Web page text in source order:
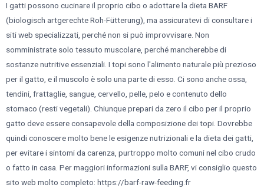
I gatti possono cucinare il proprio cibo o adottare la dieta BARF
(biologisch artgerechte Roh-Fütterung), ma assicuratevi di consultare i
siti web specializzati, perché non si può improvvisare. Non
somministrate solo tessuto muscolare, perché mancherebbe di
sostanze nutritive essenziali. I topi sono l'alimento naturale più prezioso
per il gatto, e il muscolo è solo una parte di esso. Ci sono anche ossa,
tendini, frattaglie, sangue, cervello, pelle, pelo e contenuto dello
stomaco (resti vegetali). Chiunque prepari da zero il cibo per il proprio
gatto deve essere consapevole della composizione dei topi. Dovrebbe
quindi conoscere molto bene le esigenze nutrizionali e la dieta dei gatti,
per evitare i sintomi da carenza, purtroppo molto comuni nel cibo crudo
o fatto in casa. Per maggiori informazioni sulla BARF, vi consiglio questo
sito web molto completo: https://barf-raw-feeding.fr